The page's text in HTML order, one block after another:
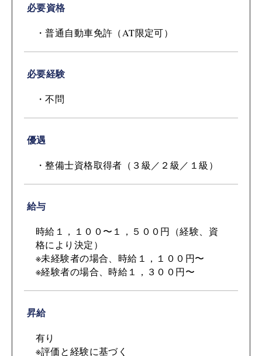
必要資格
・普通自動車免許（AT限定可）
必要経験
・不問
優遇
・整備士資格取得者（３級／２級／１級）
給与
時給１，１００〜１，５００円（経験、資
格により決定）
※未経験者の場合、時給１，１００円〜
※経験者の場合、時給１，３００円〜
昇給
有り
※評価と経験に基づく